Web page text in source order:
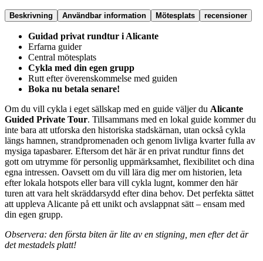
Beskrivning Användbar information Mötesplats recensioner
Guidad privat rundtur i Alicante
Erfarna guider
Central mötesplats
Cykla med din egen grupp
Rutt efter överenskommelse med guiden
Boka nu betala senare!
Om du vill cykla i eget sällskap med en guide väljer du Alicante
Guided Private Tour. Tillsammans med en lokal guide kommer du
inte bara att utforska den historiska stadskärnan, utan också cykla
längs hamnen, strandpromenaden och genom livliga kvarter fulla av
mysiga tapasbarer. Eftersom det här är en privat rundtur finns det
gott om utrymme för personlig uppmärksamhet, flexibilitet och dina
egna intressen. Oavsett om du vill lära dig mer om historien, leta
efter lokala hotspots eller bara vill cykla lugnt, kommer den här
turen att vara helt skräddarsydd efter dina behov. Det perfekta sättet
att uppleva Alicante på ett unikt och avslappnat sätt – ensam med
din egen grupp.
Observera: den första biten är lite av en stigning, men efter det är
det mestadels platt!